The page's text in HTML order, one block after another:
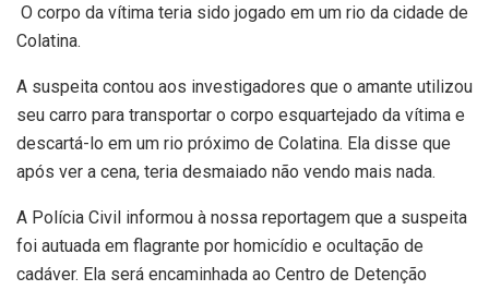
O corpo da vítima teria sido jogado em um rio da cidade de
Colatina.
A suspeita contou aos investigadores que o amante utilizou
seu carro para transportar o corpo esquartejado da vítima e
descartá-lo em um rio próximo de Colatina. Ela disse que
após ver a cena, teria desmaiado não vendo mais nada.
A Polícia Civil informou à nossa reportagem que a suspeita
foi autuada em flagrante por homicídio e ocultação de
cadáver. Ela será encaminhada ao Centro de Detenção